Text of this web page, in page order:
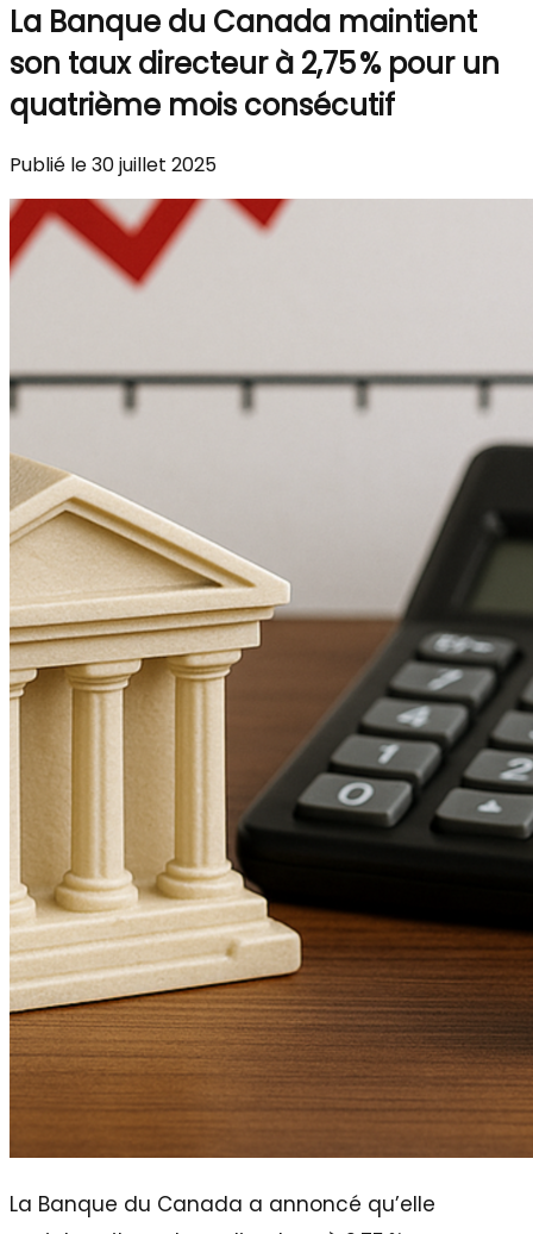
La Banque du Canada maintient
son taux directeur à 2,75 % pour un
quatrième mois consécutif
Publié le 30 juillet 2025
La Banque du Canada a annoncé qu’elle